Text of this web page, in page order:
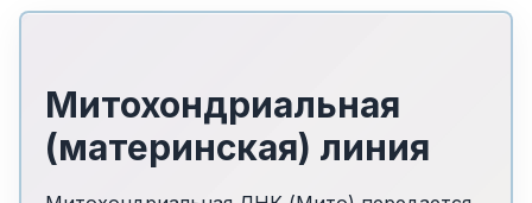
Митохондриальная
(материнская) линия